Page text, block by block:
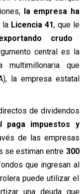
la empresa ha
la Licencia 41, que le
crudo
central es la
multimillonaria que
la empresa estatal
de dividendos
paga impuestos y
de las empresas
se estiman entre 300
que ingresan al
puede utilizar el
una deuda que